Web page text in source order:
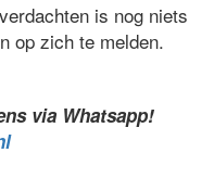
is nog niets
op zich te melden.
via Whatsapp!